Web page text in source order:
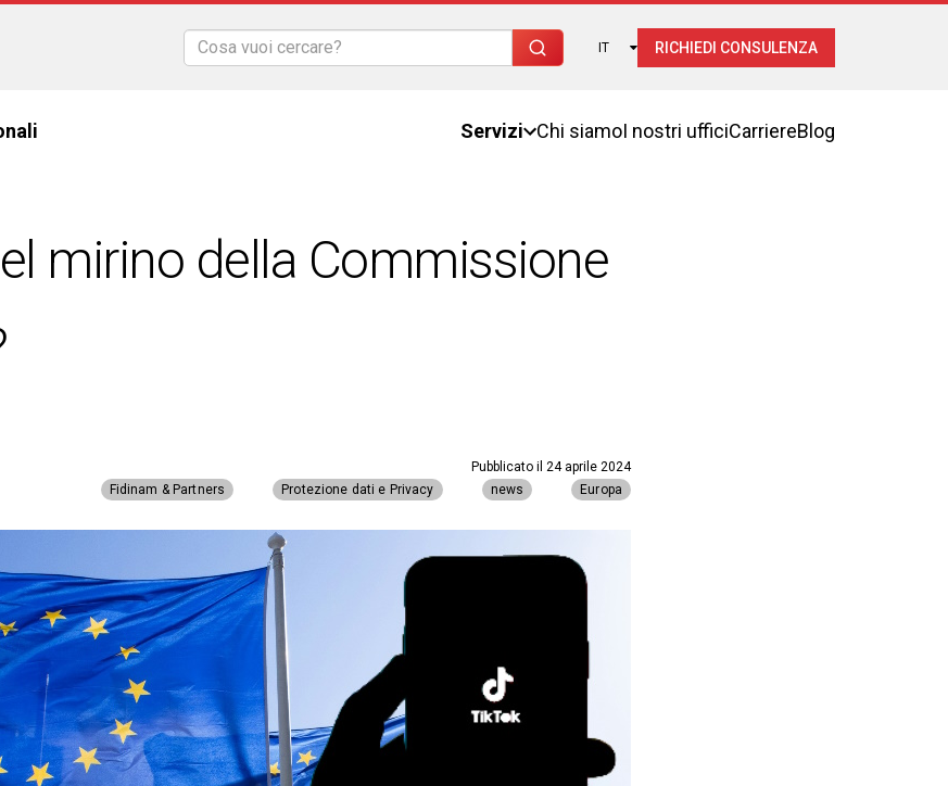
IT RICHIEDI CONSULENZA
Servizi Chi siamoI nostri ufficiCarriereBlog
mirino della Commissione
Pubblicato il 24 aprile 2024
Fidinam & Partners
Protezione dati e Privacy news Europa